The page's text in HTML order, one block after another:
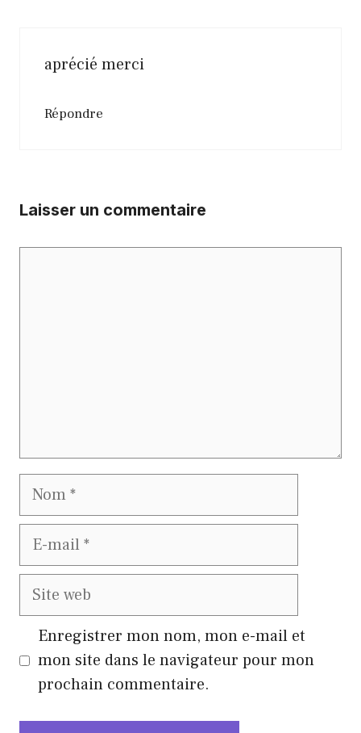
aprécié merci
Répondre
Laisser un commentaire
Nom
E-
Site
Enregistrer mon nom, mon e-mail et
mon site dans le navigateur pour mon
prochain commentaire.